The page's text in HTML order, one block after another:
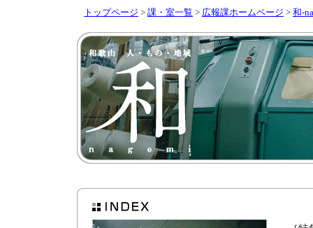
トップページ > 課・室一覧 > 広報課ホームページ > 和-